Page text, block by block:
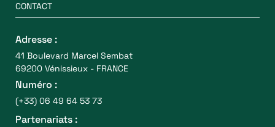
CONTACT
Adresse :
41 Boulevard Marcel Sembat
69200 Vénissieux - FRANCE
Numéro :
(+33) 06 49 64 53 73
Partenariats :